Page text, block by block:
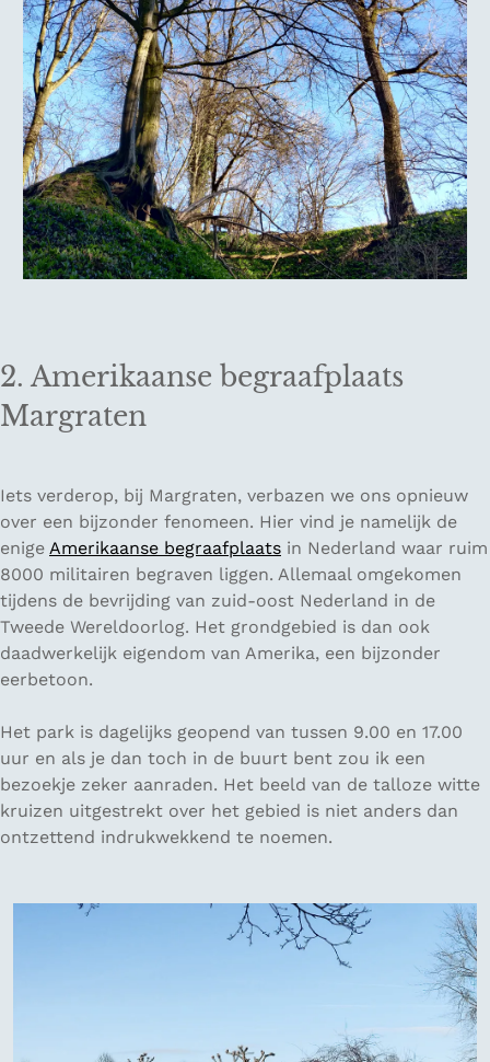
2. Amerikaanse begraafplaats
Margraten
Iets verderop, bij Margraten, verbazen we ons opnieuw
over een bijzonder fenomeen. Hier vind je namelijk de
enige Amerikaanse begraafplaats in Nederland waar ruim
8000 militairen begraven liggen. Allemaal omgekomen
tijdens de bevrijding van zuid-oost Nederland in de
Tweede Wereldoorlog. Het grondgebied is dan ook
daadwerkelijk eigendom van Amerika, een bijzonder
eerbetoon.
Het park is dagelijks geopend van tussen 9.00 en 17.00
uur en als je dan toch in de buurt bent zou ik een
bezoekje zeker aanraden. Het beeld van de talloze witte
kruizen uitgestrekt over het gebied is niet anders dan
ontzettend indrukwekkend te noemen.